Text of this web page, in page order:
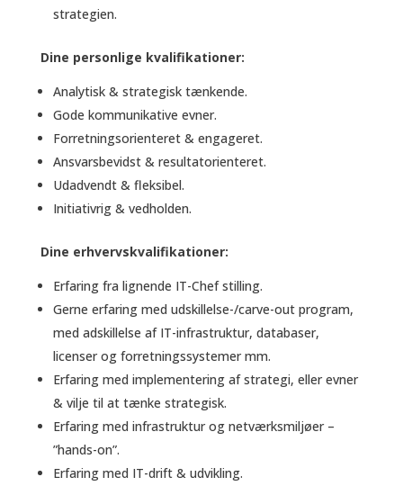
strategien.
Dine personlige kvalifikationer:
Analytisk & strategisk tænkende.
Gode kommunikative evner.
Forretningsorienteret & engageret.
Ansvarsbevidst & resultatorienteret.
Udadvendt & fleksibel.
Initiativrig & vedholden.
Dine erhvervskvalifikationer:
Erfaring fra lignende IT-Chef stilling.
Gerne erfaring med udskillelse-/carve-out program,
med adskillelse af IT-infrastruktur, databaser,
licenser og forretningssystemer mm.
Erfaring med implementering af strategi, eller evner
& vilje til at tænke strategisk.
Erfaring med infrastruktur og netværksmiljøer –
”hands-on”.
Erfaring med IT-drift & udvikling.